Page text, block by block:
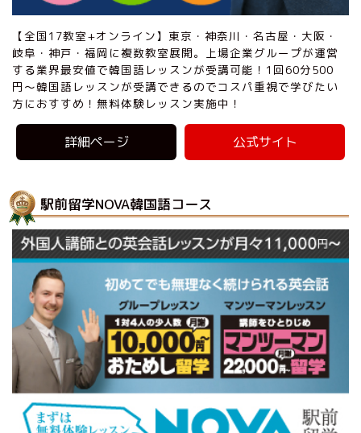
【全国17教室+オンライン】東京・神奈川・名古屋・大阪・
岐阜・神戸・福岡に複数教室展開。上場企業グループが運営
する業界最安値で韓国語レッスンが受講可能！1回60分500
円〜韓国語レッスンが受講できるのでコスパ重視で学びたい
方におすすめ！無料体験レッスン実施中！
詳細ページ 公式サイト
駅前留学NOVA韓国語コース